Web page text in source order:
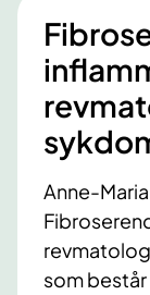
Anne-
som består